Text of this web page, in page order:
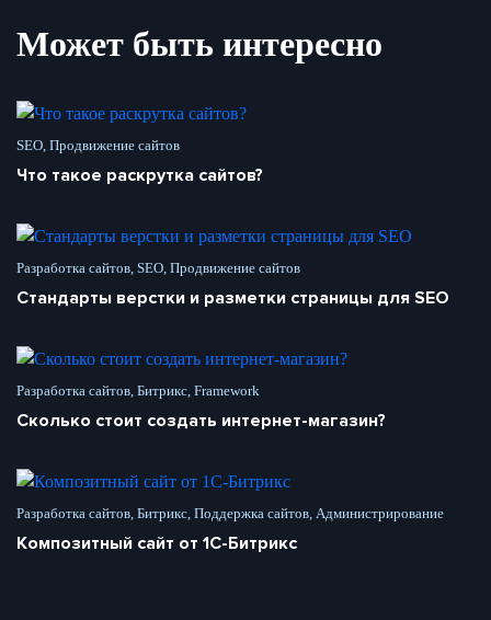
Может быть интересно
SEO, Продвижение сайтов
Что такое раскрутка сайтов?
Разработка сайтов, SEO, Продвижение сайтов
Стандарты верстки и разметки страницы для SEO
Разработка сайтов, Битрикс, Framework
Сколько стоит создать интернет-магазин?
Разработка сайтов, Битрикс, Поддержка сайтов, Администрирование
Композитный сайт от 1С-Битрикс